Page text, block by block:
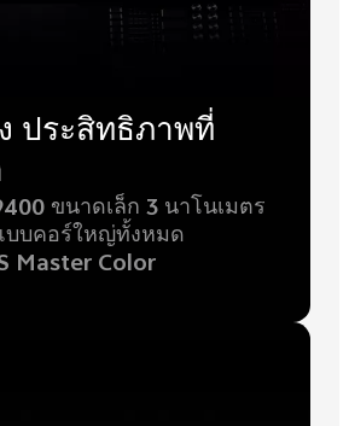
ประสิทธิภาพที่
ขนาดเล็ก 3 นาโนเมตร
บบคอร์ใหญ่ทั้งหมด
Master Color